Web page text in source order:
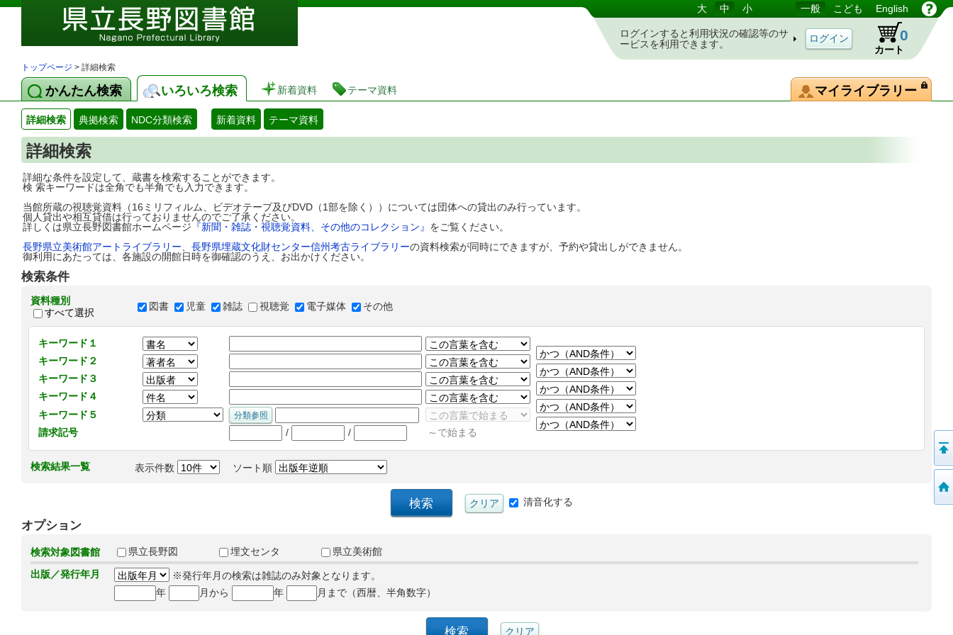
図書館 蔵書検索・予約システム 大 中 小 一般 こども English
ログインすると利用状況の確認等のサ
ービスを利用できます。
カート
0
トップページ > 詳細検索
かんたん検索 いろいろ検索 新着資料 テーマ資料 マイライブラリー
詳細検索 典拠検索 NDC分類検索 新着資料 テーマ資料
詳細検索
詳細な条件を設定して、蔵書を検索することができます。
検 索キーワードは全角でも半角でも入力できます。
当館所蔵の視聴覚資料（16ミリフィルム、ビデオテープ及びDVD（1部を除く））については団体への貸出のみ行っています。
個人貸出や相互貸借は行っておりませんのでご了承ください。
詳しくは県立長野図書館ホームページ 『新聞・雑誌・視聴覚資料、その他のコレクション』 をご覧ください。
長野県立美術館アートライブラリー
長野県埋蔵文化財センター信州考古ライブラリーの資料検索が同時にできますが、予約や貸出しができません。
御利用にあたっては、各施設の開館日時を御確認のうえ、お出かけください。
検索条件
資料種別
すべて選択
図書 児童 雑誌 視聴覚 電子媒体 その他
キーワード１
キーワード２
キーワード３
キーワード４
キーワード５
請求記号
/ / ～で始まる
検索結果一覧 表示件数 ソート順
清音化する
オプション
検索対象図書館 県立長野図 埋文センタ
県立美術館
出版／発行年月
※発行年月の検索は雑誌のみ対象となります。
年
月から 年 月まで（西暦、半角数字）